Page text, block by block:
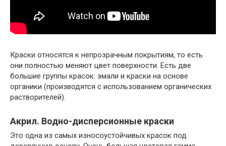
Краски относятся к непрозрачным покрытиям, то есть
они полностью меняют цвет поверхности. Есть две
большие группы красок: эмали и краски на основе
органики (производятся с использованием органических
растворителей).
Акрил. Водно-дисперсионные краски
Это одна из самых износоустойчивых красок под